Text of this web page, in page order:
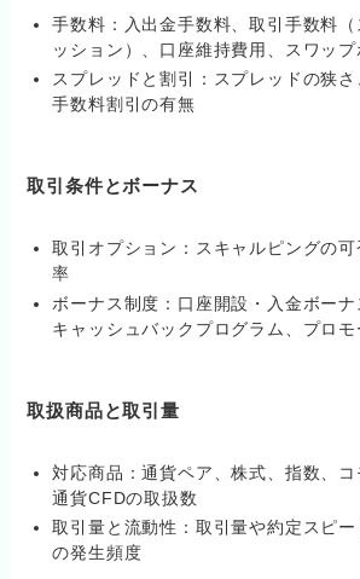
手数料：入出金手数料、取引手数料（
ッション）、口座維持費用、スワップ
スプレッドと割引：スプレッドの狭
手数料割引の有無
取引条件とボーナス
取引オプション：スキャルピングの
率
ボーナス制度：口座開設・入金ボーナ
キャッシュバックプログラム、プロ
取扱商品と取引量
対応商品：通貨ペア、株式、指数、
通貨CFDの取扱数
取引量と流動性：取引量や約定スピ
の発生頻度